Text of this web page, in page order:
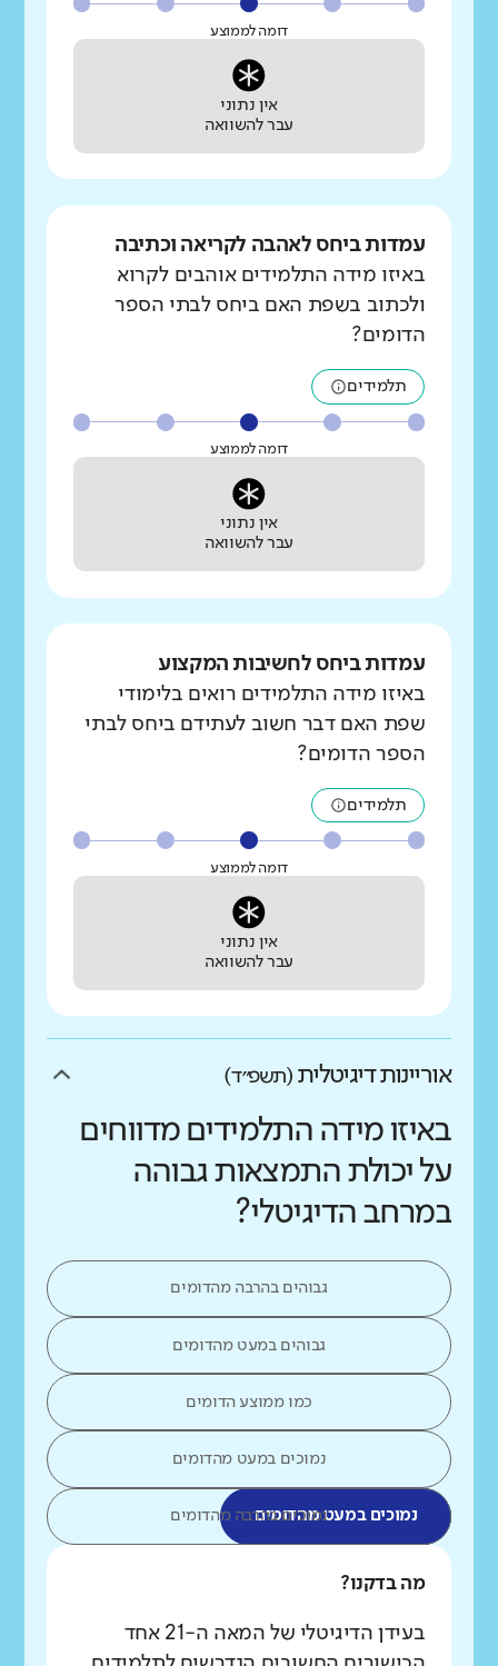
דומה לממוצע
אין נתוני
עבר להשוואה
עמדות ביחס לאהבה לקריאה וכתיבה
באיזו מידה התלמידים אוהבים לקרוא
ולכתוב בשפת האם ביחס לבתי הספר
הדומים?
תלמידים
דומה לממוצע
אין נתוני
עבר להשוואה
עמדות ביחס לחשיבות המקצוע
באיזו מידה התלמידים רואים בלימודי
שפת האם דבר חשוב לעתידם ביחס לבתי
הספר הדומים?
תלמידים
דומה לממוצע
אין נתוני
עבר להשוואה
אוריינות דיגיטלית (תשפ״ד)
באיזו מידה התלמידים מדווחים
על יכולת התמצאות גבוהה
במרחב הדיגיטלי?
גבוהים בהרבה מהדומים
גבוהים במעט מהדומים
כמו ממוצע הדומים
נמוכים במעט מהדומים
נמוכים במעט מהדומיםנמוכים בהרבה מהדומים
מה בדקנו?
בעידן הדיגיטלי של המאה ה-21 אחד